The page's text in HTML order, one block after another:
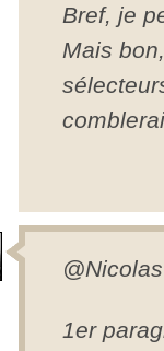
Bref, je
Mais
1er